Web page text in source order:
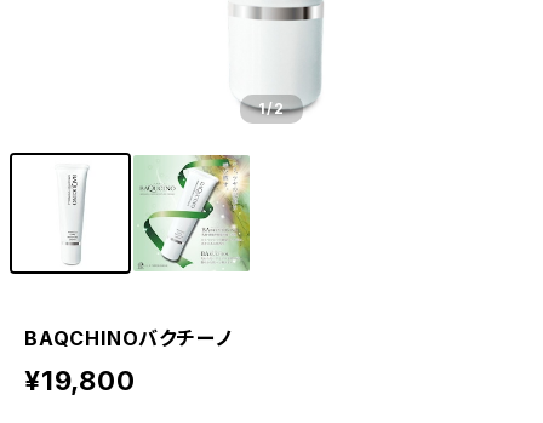
1/2
BAQCHINOバクチーノ
¥19,800